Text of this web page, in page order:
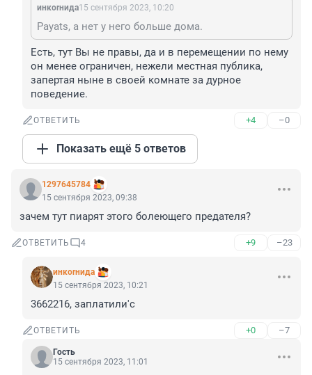
инкоrнида15 сентября 2023, 10:20
Payats, а нет у него больше дома.
Есть, тут Вы не правы, да и в перемещении по нему
он менее ограничен, нежели местная публика,
запертая ныне в своей комнате за дурное
поведение.
ОТВЕТИТЬ +4 –0
Показать ещё 5 ответов
1297645784
15 сентября 2023, 09:38
зачем тут пиарят этого болеющего предателя?
ОТВЕТИТЬ 4 +9 –23
инкоrнида
15 сентября 2023, 10:21
3662216, заплатили'с
ОТВЕТИТЬ +0 –7
Гость
15 сентября 2023, 11:01